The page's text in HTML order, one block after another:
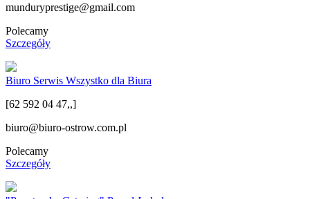
munduryprestige@gmail.com
Polecamy
Szczegóły
Biuro Serwis Wszystko dla Biura
[62 592 04 47,,]
biuro@biuro-ostrow.com.pl
Polecamy
Szczegóły